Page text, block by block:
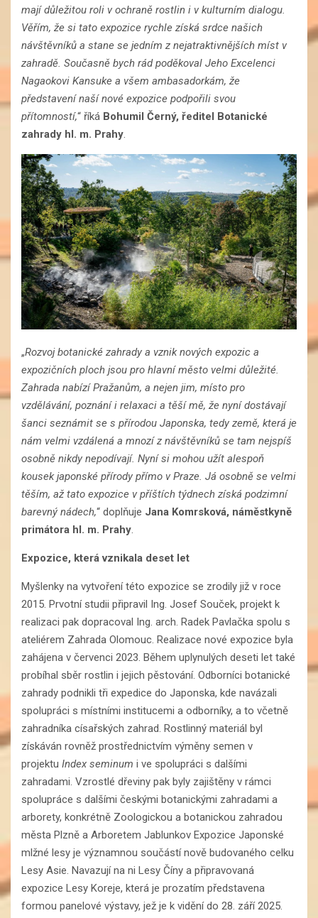
mají důležitou roli v ochraně rostlin i v kulturním dialogu.
Věřím, že si tato expozice rychle získá srdce našich
návštěvníků a stane se jedním z nejatraktivnějších míst v
zahradě. Současně bych rád poděkoval Jeho Excelenci
Nagaokovi Kansuke a všem ambasadorkám, že
představení naší nové expozice podpořili svou
přítomností,“ říká Bohumil Černý, ředitel Botanické
zahrady hl. m. Prahy.
„Rozvoj botanické zahrady a vznik nových expozic a
expozičních ploch jsou pro hlavní město velmi důležité.
Zahrada nabízí Pražanům, a nejen jim, místo pro
vzdělávání, poznání i relaxaci a těší mě, že nyní dostávají
šanci seznámit se s přírodou Japonska, tedy země, která je
nám velmi vzdálená a mnozí z návštěvníků se tam nejspíš
osobně nikdy nepodívají. Nyní si mohou užít alespoň
kousek japonské přírody přímo v Praze. Já osobně se velmi
těším, až tato expozice v příštích týdnech získá podzimní
barevný nádech,“ doplňuje Jana Komrsková, náměstkyně
primátora hl. m. Prahy.
Expozice, která vznikala deset let
Myšlenky na vytvoření této expozice se zrodily již v roce
2015. Prvotní studii připravil Ing. Josef Souček, projekt k
realizaci pak dopracoval Ing. arch. Radek Pavlačka spolu s
ateliérem Zahrada Olomouc. Realizace nové expozice byla
zahájena v červenci 2023. Během uplynulých deseti let také
probíhal sběr rostlin i jejich pěstování. Odborníci botanické
zahrady podnikli tři expedice do Japonska, kde navázali
spolupráci s místními institucemi a odborníky, a to včetně
zahradníka císařských zahrad. Rostlinný materiál byl
získáván rovněž prostřednictvím výměny semen v
projektu Index seminum i ve spolupráci s dalšími
zahradami. Vzrostlé dřeviny pak byly zajištěny v rámci
spolupráce s dalšími českými botanickými zahradami a
arborety, konkrétně Zoologickou a botanickou zahradou
města Plzně a Arboretem Jablunkov Expozice Japonské
mlžné lesy je významnou součástí nově budovaného celku
Lesy Asie. Navazují na ni Lesy Číny a připravovaná
expozice Lesy Koreje, která je prozatím představena
formou panelové výstavy, jež je k vidění do 28. září 2025.